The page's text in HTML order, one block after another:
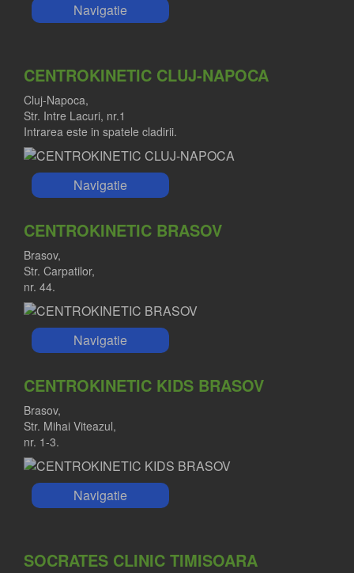
Navigatie
CENTROKINETIC CLUJ-NAPOCA
Cluj-Napoca,
Str. Intre Lacuri, nr.1
Intrarea este in spatele cladirii.
Navigatie
CENTROKINETIC BRASOV
Brasov,
Str. Carpatilor,
nr. 44.
Navigatie
CENTROKINETIC KIDS BRASOV
Brasov,
Str. Mihai Viteazul,
nr. 1-3.
Navigatie
SOCRATES CLINIC TIMISOARA